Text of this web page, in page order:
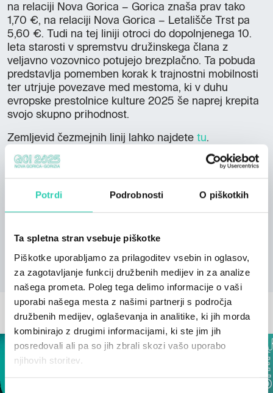
Potrdi Podrobnosti O piškotkih
Ta spletna stran vsebuje piškotke
Piškotke uporabljamo za prilagoditev vsebin in oglasov,
za zagotavljanje funkcij družbenih medijev in za analize
našega prometa. Poleg tega delimo informacije o vaši
uporabi našega mesta z našimi partnerji s področja
družbenih medijev, oglaševanja in analitike, ki jih morda
kombinirajo z drugimi informacijami, ki ste jim jih
posredovali ali pa so jih zbrali skozi vašo uporabo
njihovih storitev.
na relaciji Nova Gorica – Gorica znaša prav tako
1,70 €, na relaciji Nova Gorica – Letališče Trst pa
5,60 €. Tudi na tej liniji otroci do dopolnjenega 10.
leta starosti v spremstvu družinskega člana z
veljavno vozovnico potujejo brezplačno. Ta pobuda
predstavlja pomemben korak k trajnostni mobilnosti
ter utrjuje povezave med mestoma, ki v duhu
evropske prestolnice kulture 2025 še naprej krepita
svojo skupno prihodnost.
Zemljevid čezmejnih linij lahko najdete tu.
avtobusno linijo, ki je na voljo
na voljo v zgibanki, ki je na voljo
OSTALE NOVICE